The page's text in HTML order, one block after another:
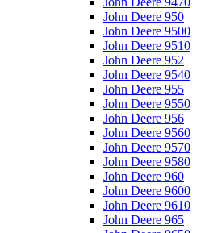
John Deere 950
John Deere 9500
John Deere 9510
John Deere 952
John Deere 9540
John Deere 955
John Deere 9550
John Deere 956
John Deere 9560
John Deere 9570
John Deere 9580
John Deere 960
John Deere 9600
John Deere 9610
John Deere 965